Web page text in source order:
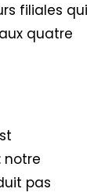
filiales qui
quatre
notre
pas